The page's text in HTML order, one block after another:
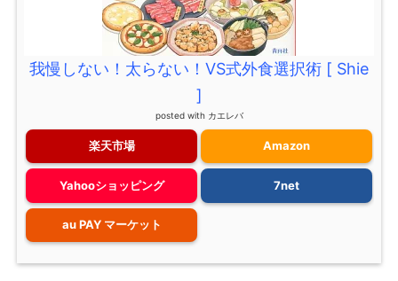
我慢しない！太らない！VS式外食選択術 [ Shie
]
posted with カエレバ
楽天市場 Amazon
Yahooショッピング 7net
au PAY マーケット